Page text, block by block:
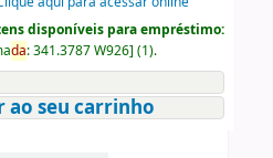
disponíveis para empréstimo:
da:341.3787 W926] (1).
ao seu carrinho